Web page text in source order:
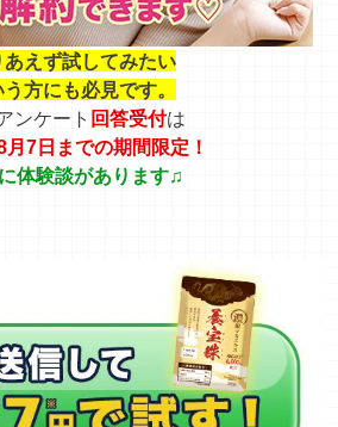
あえず試してみたい
う方にも必見です。
ンケート 回答受付は
月7日までの期間限定！
体験談があります♫